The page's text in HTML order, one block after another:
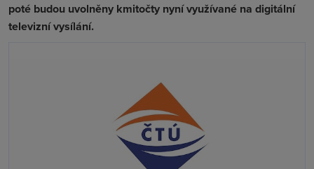
poté budou uvolněny kmitočty nyní využívané na digitální
televizní vysílání.